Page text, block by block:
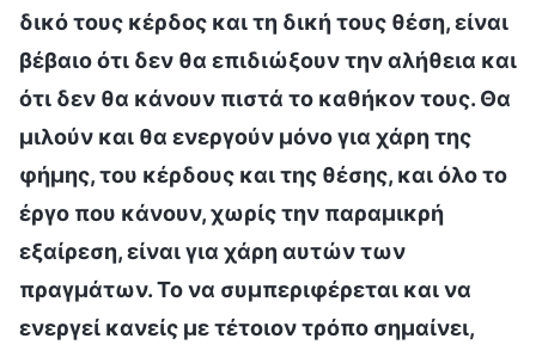
δικό τους κέρδος και τη δική τους θέση, είναι
βέβαιο ότι δεν θα επιδιώξουν την αλήθεια και
ότι δεν θα κάνουν πιστά το καθήκον τους. Θα
μιλούν και θα ενεργούν μόνο για χάρη της
φήμης, του κέρδους και της θέσης, και όλο το
έργο που κάνουν, χωρίς την παραμικρή
εξαίρεση, είναι για χάρη αυτών των
πραγμάτων. Το να συμπεριφέρεται και να
ενεργεί κανείς με τέτοιον τρόπο σημαίνει,